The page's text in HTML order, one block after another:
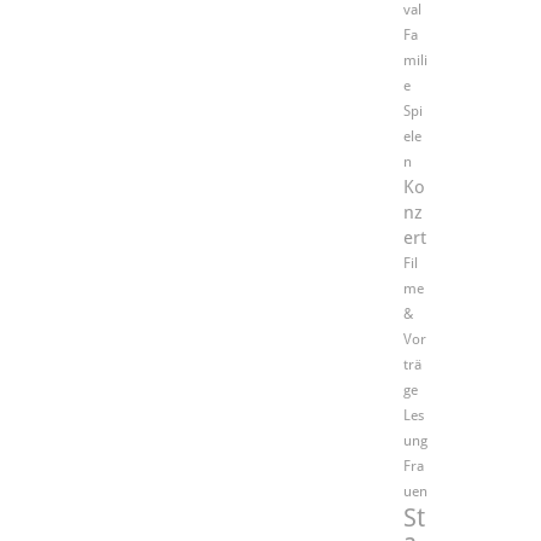
val
Fa
mili
e
Spi
ele
n
Ko
nz
ert
Fil
me
&
Vor
trä
ge
Les
ung
Fra
uen
St